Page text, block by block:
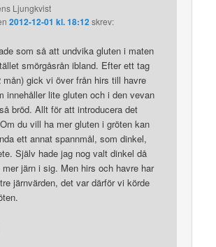
Ljungkvist
2012-12-01 kl. 18:12skrev:
som så att undvika gluten i maten
smörgåsrån ibland. Efter ett tag
mån) gick vi över från hirs till havre
innehåller lite gluten och i den vevan
bröd. Allt för att introducera det
du vill ha mer gluten i gröten kan
ett annat spannmål, som dinkel,
Själv hade jag nog valt dinkel då
järn i sig. Men hirs och havre har
järnvärden, det var därför vi körde